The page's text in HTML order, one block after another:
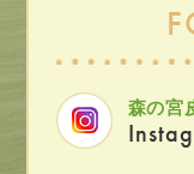
森の宮